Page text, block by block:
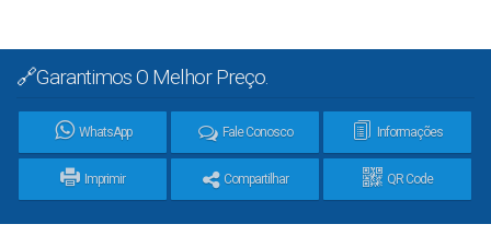
🔗Garantimos O Melhor Preço.
WhatsApp Fale Conosco Informações
Imprimir Compartilhar QR Code